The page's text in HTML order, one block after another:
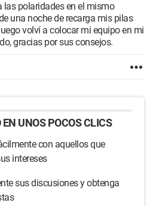
las polaridades en el mismo
una noche de recarga mis pilas
volví a colocar mi equipo en mi
gracias por sus consejos.
UNOS POCOS CLICS
con aquellos que
intereses
sus discusiones y obtenga